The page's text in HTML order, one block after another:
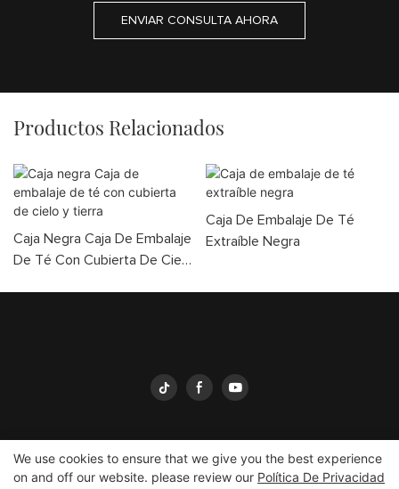
ENVIAR CONSULTA AHORA
Productos Relacionados
Caja Negra Caja De Embalaje
De Té Con Cubierta De Cielo
Caja De Embalaje De Té
Extraíble Negra
Copyright © 2026Embalaje Yingmei yingmeipackaging.com
We use cookies to ensure that we give you the best experience
on and off our website. please review our Política De Privacidad